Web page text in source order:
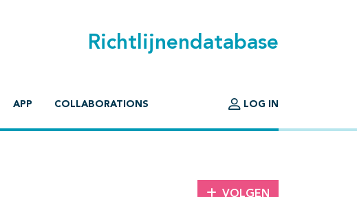
Richtlijnendatabase
APP COLLABORATIONS LOG IN
VOLGEN